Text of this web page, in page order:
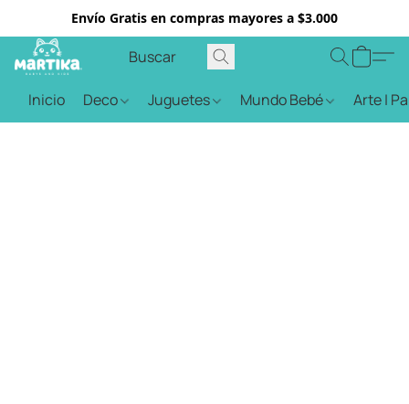
Envío Gratis en compras mayores a $3.000
Inicio Deco Juguetes Mundo Bebé Arte |